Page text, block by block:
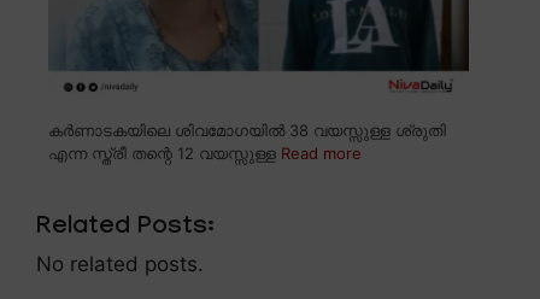
കർണാടകയിലെ ശിവമോഗയിൽ 38 വയസ്സുള്ള ശ്രുതി
എന്ന സ്ത്രീ തന്റെ 12 വയസ്സുള്ള Read more
Related Posts:
No related posts.